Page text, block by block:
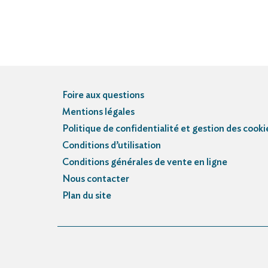
Foire aux questions
Mentions légales
Politique de confidentialité et gestion des
Conditions d’utilisation
Conditions générales de vente en ligne
Nous contacter
Plan du site